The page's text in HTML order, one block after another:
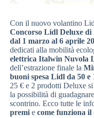
Con il nuovo volantino
Concorso Lidl Deluxe di
dal 1 marzo al 6 aprile
dedicati alla mobilità
elettrica Italwin Nuvola
dell’estrazione finale la
buoni spesa Lidl da 50 e
25 € e 2 prodotti Deluxe
la possibilità di
scontrino. Ecco tutte le
premi e come funziona il